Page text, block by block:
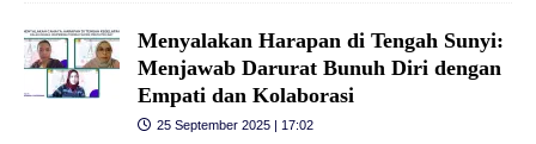
Menyalakan Harapan di Tengah Sunyi:
Menjawab Darurat Bunuh Diri dengan
Empati dan Kolaborasi
25 September 2025 | 17:02